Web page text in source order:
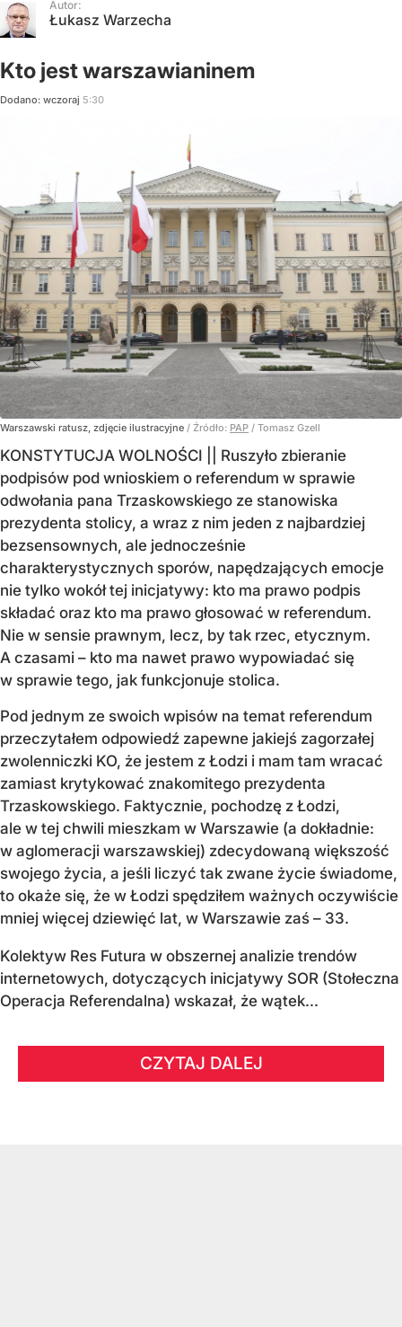
Autor:
Łukasz Warzecha
Kto jest warszawianinem
Dodano: wczoraj 5:30
Warszawski ratusz, zdjęcie ilustracyjne / Źródło: PAP / Tomasz Gzell
KONSTYTUCJA WOLNOŚCI || Ruszyło zbieranie
podpisów pod wnioskiem o referendum w sprawie
odwołania pana Trzaskowskiego ze stanowiska
prezydenta stolicy, a wraz z nim jeden z najbardziej
bezsensownych, ale jednocześnie
charakterystycznych sporów, napędzających emocje
nie tylko wokół tej inicjatywy: kto ma prawo podpis
składać oraz kto ma prawo głosować w referendum.
Nie w sensie prawnym, lecz, by tak rzec, etycznym.
A czasami – kto ma nawet prawo wypowiadać się
w sprawie tego, jak funkcjonuje stolica.
Pod jednym ze swoich wpisów na temat referendum
przeczytałem odpowiedź zapewne jakiejś zagorzałej
zwolenniczki KO, że jestem z Łodzi i mam tam wracać
zamiast krytykować znakomitego prezydenta
Trzaskowskiego. Faktycznie, pochodzę z Łodzi,
ale w tej chwili mieszkam w Warszawie (a dokładnie:
w aglomeracji warszawskiej) zdecydowaną większość
swojego życia, a jeśli liczyć tak zwane życie świadome,
to okaże się, że w Łodzi spędziłem ważnych oczywiście
mniej więcej dziewięć lat, w Warszawie zaś – 33.
Kolektyw Res Futura w obszernej analizie trendów
internetowych, dotyczących inicjatywy SOR (Stołeczna
Operacja Referendalna) wskazał, że wątek...
CZYTAJ DALEJ